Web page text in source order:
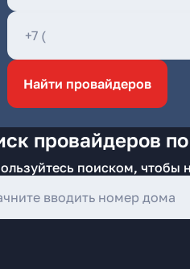
Найти провайдеров
провайдеров
поиском, чтобы